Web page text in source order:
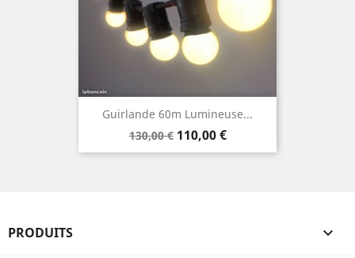
Guirlande 60m Lumineuse...
Prix
de
130,00 € Prix
110,00 €
PRODUITS 